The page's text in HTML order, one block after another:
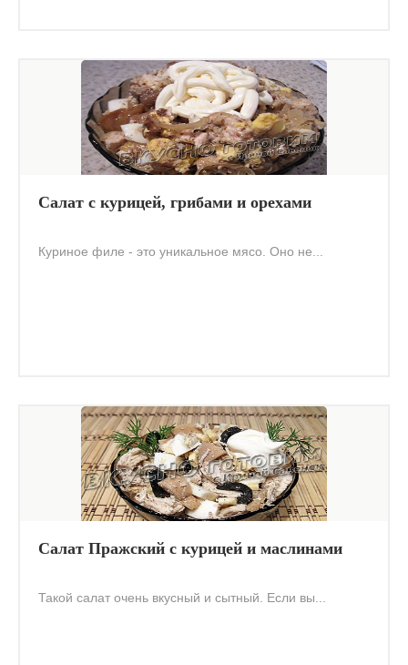
Салат с курицей, грибами и орехами
Куриное филе - это уникальное мясо. Оно не...
Салат Пражский с курицей и маслинами
Такой салат очень вкусный и сытный. Если вы...